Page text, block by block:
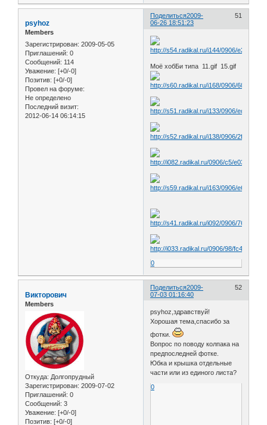
Поделиться 51
2009-
06-26 18:51:23
psyhoz
Members
Зарегистрирован: 2009-05-05
Приглашений: 0
Сообщений: 114
Уважение: [+0/-0]
Позитив: [+0/-0]
Провел на форуме:
Не определено
Последний визит:
2012-06-14 06:14:15
Моё хобБи типа 11.gif 15.gif
0
Поделиться 52
2009-
07-03 01:16:40
Викторович
Members
Откуда: Долгопрудный
Зарегистрирован: 2009-07-02
Приглашений: 0
Сообщений: 3
Уважение: [+0/-0]
Позитив: [+0/-0]
psyhoz,здравствуй!
Хорошая тема,спасибо за
фотки.
Вопрос по поводу колпака на
предпоследней фотке.
Юбка и крышка отдельные
части или из единого листа?
0